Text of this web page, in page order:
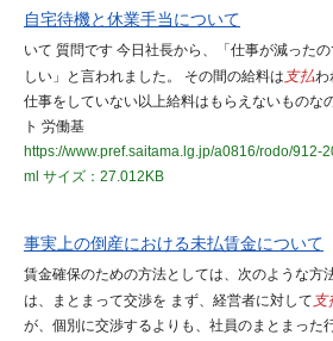
自宅待機と休業手当について
いて 質問です 今日社長から、「仕事が減った
しい」と言われました。 その間の給料は 支払わ
仕事をしていない以上給料はもらえないものな
ト 労働基
https://www.pref.saitama.lg.jp/a0816/rodo/912-
ml サイズ：27.012KB
事実上の倒産における未払賃金について
賃金確保のための方法としては、次のような方
は、まとまって交渉を まず、経営者に対して 支
が、個別に交渉するよりも、社員のまとまった